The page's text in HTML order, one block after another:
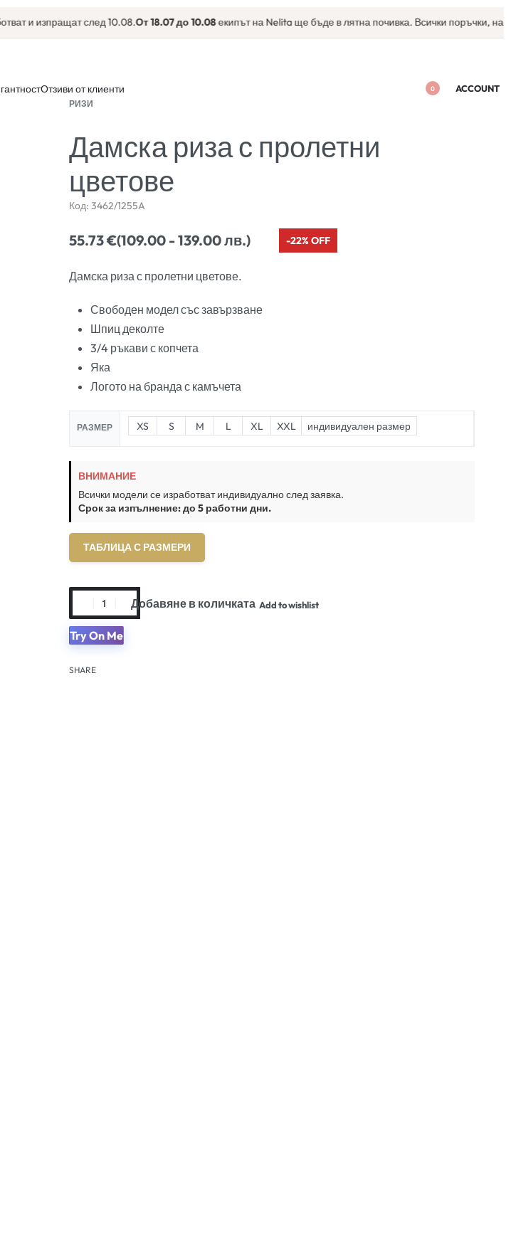
и изпращат след 10.08.От 18.07 до 10.08екипът на Nelita ще бъде в лятна почивка. Всички поръчки,
Отзиви от клиенти 0 ACCOUNT
РИЗИ
Дамска риза с пролетни
цветове
Код: 3462/1255A
55.73€(109.00 - 139.00 лв.) -22% OFF
Дамска риза с пролетни цветове.
Свободен модел със завързване
Шпиц деколте
3/4 ръкави с копчета
Яка
Логото на бранда с камъчета
РАЗМЕР XS S M L XL XXL индивидуален размер
ВНИМАНИЕ
Всички модели се изработват индивидуално след заявка.
Срок за изпълнение: до 5 работни дни.
ТАБЛИЦА С РАЗМЕРИ
Добавяне в количката Add to wishlist
Try On Me
SHARE